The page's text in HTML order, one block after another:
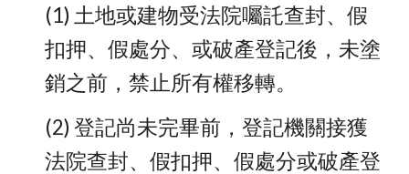
(1) 土地或建物受法院囑託查封、假
扣押、假處分、或破產登記後，未塗
銷之前，禁止所有權移轉。
(2) 登記尚未完畢前，登記機關接獲
法院查封、假扣押、假處分或破產登